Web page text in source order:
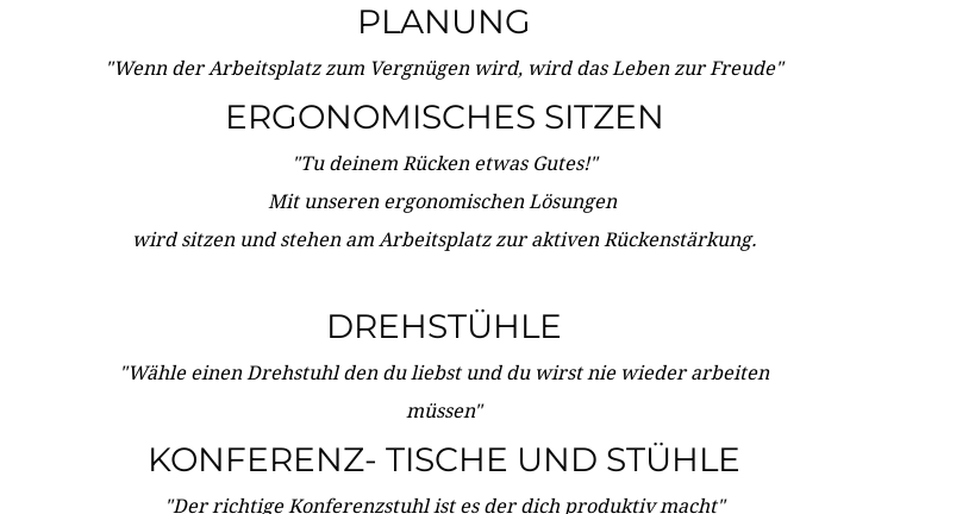
PLANUNG
"Wenn der Arbeitsplatz zum Vergnügen wird, wird das Leben zur Freude"
ERGONOMISCHES SITZEN
"Tu deinem Rücken etwas Gutes!"
Mit unseren ergonomischen Lösungen
wird sitzen und stehen am Arbeitsplatz zur aktiven Rückenstärkung.
DREHSTÜHLE
"Wähle einen Drehstuhl den du liebst und du wirst nie wieder arbeiten
müssen"
KONFERENZ- TISCHE UND STÜHLE
"Der richtige Konferenzstuhl ist es der dich produktiv macht"